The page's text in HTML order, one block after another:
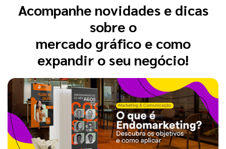
Acompanhe novidades e dicas
sobre o
mercado gráfico e como
expandir o seu negócio!